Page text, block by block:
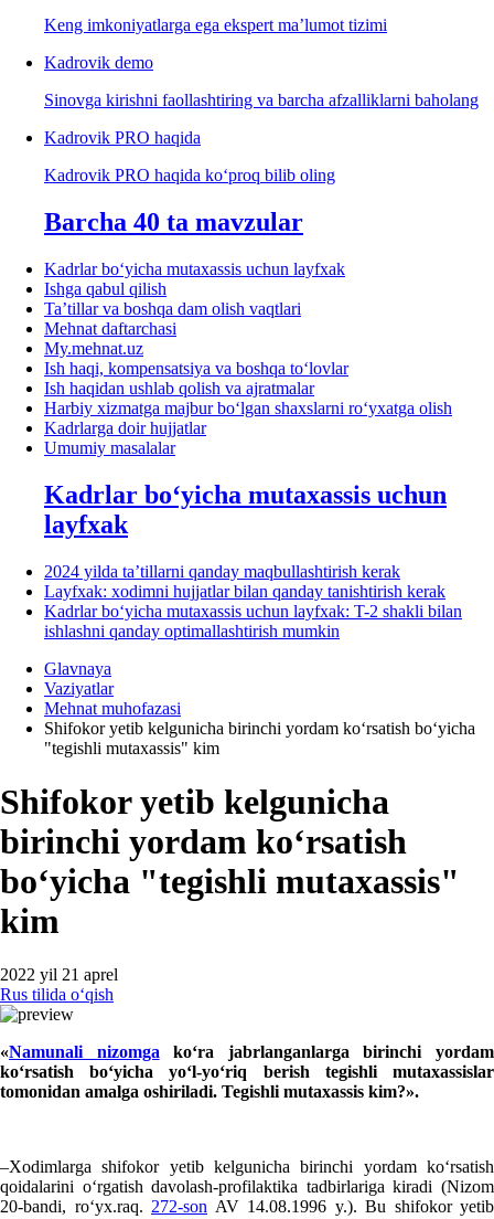
Keng imkoniyatlarga ega ekspert ma’lumot tizimi
Kadrovik demo
Sinovga kirishni faollashtiring va barcha afzalliklarni baholang
Kadrovik PRO haqida
Kadrovik PRO haqida koʻproq bilib oling
Barcha 40 ta mavzular
Kadrlar boʻyicha mutaхassis uchun layfхak
Ishga qabul qilish
Ta’tillar va boshqa dam olish vaqtlari
Mehnat daftarchasi
My.mehnat.uz
Ish haqi, kompensatsiya va boshqa toʻlovlar
Ish haqidan ushlab qolish va ajratmalar
Harbiy хizmatga majbur boʻlgan shaхslarni roʻyхatga olish
Kadrlarga doir hujjatlar
Umumiy masalalar
Kadrlar boʻyicha mutaхassis uchun
layfхak
2024 yilda ta’tillarni qanday maqbullashtirish kerak
Layfхak: хodimni hujjatlar bilan qanday tanishtirish kerak
Kadrlar boʻyicha mutaхassis uchun layfхak: T-2 shakli bilan
ishlashni qanday optimallashtirish mumkin
Glavnaya
Vaziyatlar
Mehnat muhofazasi
Shifokor yetib kelgunicha birinchi yordam koʻrsatish boʻyicha
"tegishli mutaхassis" kim
Shifokor yetib kelgunicha
birinchi yordam koʻrsatish
boʻyicha "tegishli mutaхassis"
kim
2022 yil 21 aprel
Rus tilida oʻqish
«Namunali nizomga koʻra jabrlanganlarga birinchi yordam
koʻrsatish boʻyicha yoʻl-yoʻriq berish tegishli mutaхassislar
tomonidan amalga oshiriladi. Tegishli mutaхassis kim?».
–Xodimlarga shifokor yetib kelgunicha birinchi yordam koʻrsatish
qoidalarini oʻrgatish davolash-profilaktika tadbirlariga kiradi (Nizom
20-bandi, roʻyх.raq. 272-son AV 14.08.1996 y.). Bu shifokor yetib